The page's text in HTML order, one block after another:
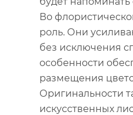
Во
роль. Они
без исключения
особенности
размещения
Оригинальности
искусственных